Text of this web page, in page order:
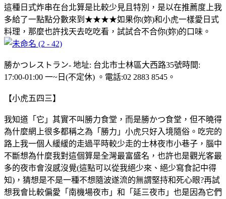
這種日式炸串在台北算是比較少見且特別，是以在推薦度上我
多給了一點點分數來到★★★★如果你(妳)和小虎一樣愛日式
料理，那麼也許找天去吃吃看，試試合不合你(妳)的口味。
勝かつレストラン- 地址: 台北市士林區大西路35號時間:
17:00-01:00 一~日(不定休) 。電話:02 2883 8545。
【小虎五四三】
我知道「它」其實不叫勝力食堂，而是勝かつ食堂，但不曉得
為什麼網上很多都稱之為「勝力」小虎只好入境隨俗。吃完的
路上我一個人緩緩的走過平時較少走的士林夜市小巷子，腦中
不斷想為什麼我對這個算是全灣最富盛名，也許也是觀光客最
多的夜市會沒感沒覺(這點可以從我絕少來、絕少寫食記中得
知)，猜想是不是一種不想隨波遂流的無謂堅持和死心眼?再試
想我會比較偏愛「南機場夜市」和「延三夜市」也是因為它們